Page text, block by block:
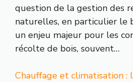
question de la gestion des
naturelles, en particulier le
un enjeu majeur pour les
récolte de bois, souvent…
Chauffage et climatisation :